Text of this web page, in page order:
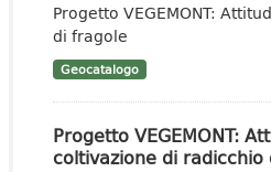
Progetto VEGEMONT:
di fragole
Geocatalogo
Progetto VEGEMONT:
coltivazione di radicchio